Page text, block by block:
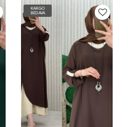
KARGO
BEDAVA